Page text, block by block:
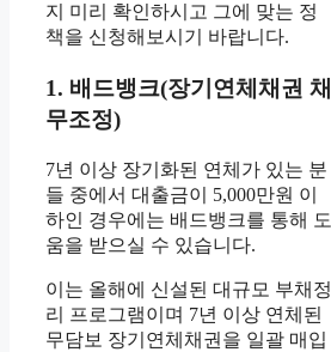
지 미리 확인하시고 그에 맞는 정
책을 신청해보시기 바랍니다.
1. 배드뱅크(장기연체채권 채
무조정)
7년 이상 장기화된 연체가 있는 분
들 중에서 대출금이 5,000만원 이
하인 경우에는 배드뱅크를 통해 도
움을 받으실 수 있습니다.
이는 올해에 신설된 대규모 부채정
리 프로그램이며 7년 이상 연체된
무담보 장기연체채권을 일괄 매입